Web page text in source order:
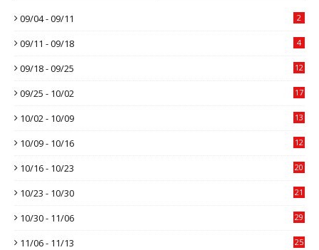
09/04 - 09/11 2
09/11 - 09/18 4
09/18 - 09/25 12
09/25 - 10/02 17
10/02 - 10/09 13
10/09 - 10/16 12
10/16 - 10/23 20
10/23 - 10/30 21
10/30 - 11/06 29
11/06 - 11/13 25